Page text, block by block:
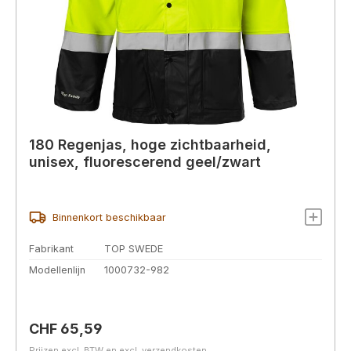
180 Regenjas, hoge zichtbaarheid,
unisex, fluorescerend geel/zwart
Binnenkort beschikbaar
Fabrikant
TOP SWEDE
Modellenlijn
1000732-982
Normale prijs:
CHF 65,59